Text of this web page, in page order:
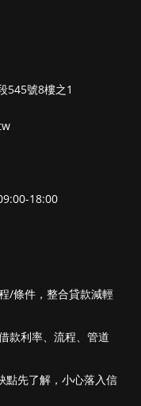
545號8樓之1
18:00
/條件，整合貸款減輕
款利率、流程、管道
點先了解，小心落入信